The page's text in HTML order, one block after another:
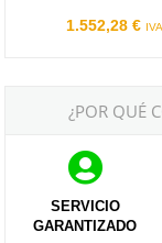
1.552,28 €
¿POR QUÉ
SERVICIO
GARANTIZADO